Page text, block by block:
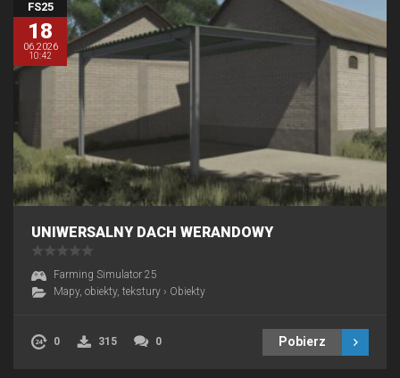
FS25
18
06.2026
10:42
UNIWERSALNY DACH WERANDOWY
Farming Simulator 25
Mapy, obiekty, tekstury › Obiekty
0 315 0 Pobierz